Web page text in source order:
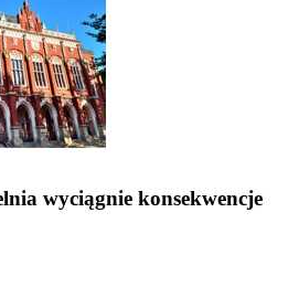
wyciągnie konsekwencje